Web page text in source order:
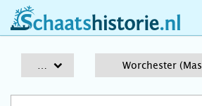
schaatshistorie.nl
Worchester